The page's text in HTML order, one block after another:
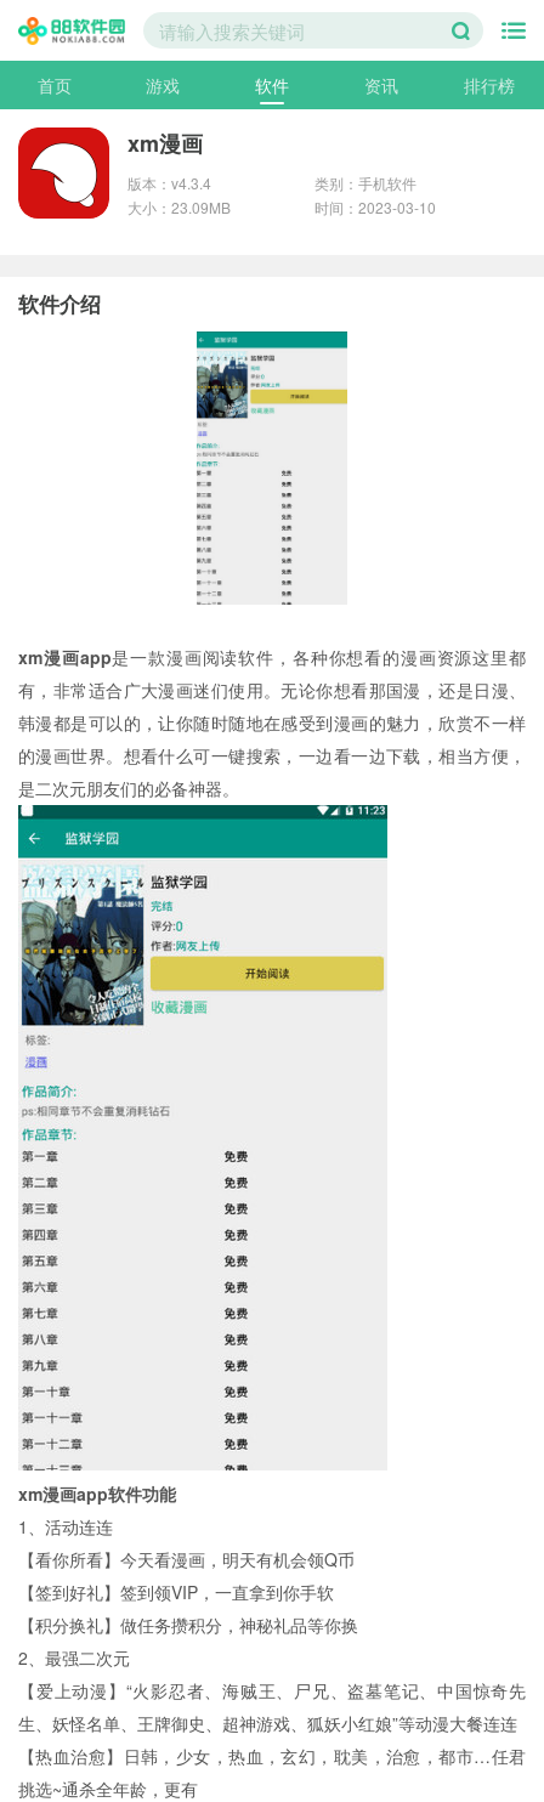
首页 游戏 软件 资讯 排行榜
xm漫画
版本：v4.3.4
类别：手机软件
大小：23.09MB
时间：2023-03-10
软件介绍
xm漫画app是一款漫画阅读软件，各种你想看的漫画资源这里都
有，非常适合广大漫画迷们使用。无论你想看那国漫，还是日漫、
韩漫都是可以的，让你随时随地在感受到漫画的魅力，欣赏不一样
的漫画世界。想看什么可一键搜索，一边看一边下载，相当方便，
是二次元朋友们的必备神器。
xm漫画app软件功能
1、活动连连
【看你所看】今天看漫画，明天有机会领Q币
【签到好礼】签到领VIP，一直拿到你手软
【积分换礼】做任务攒积分，神秘礼品等你换
2、最强二次元
【爱上动漫】“火影忍者、海贼王、尸兄、盗墓笔记、中国惊奇先
生、妖怪名单、王牌御史、超神游戏、狐妖小红娘”等动漫大餐连连
【热血治愈】日韩，少女，热血，玄幻，耽美，治愈，都市…任君
挑选~通杀全年龄，更有